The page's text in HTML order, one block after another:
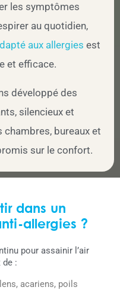
les symptômes
au quotidien,
aux allergies est
et efficace.
développé des
silencieux et
bureaux et
sur le confort.
dans un
allergies ?
pour assainir l’air
:
acariens, poils